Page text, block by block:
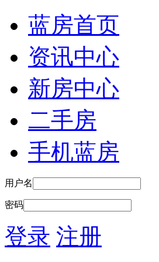
蓝房首页
资讯中心
新房中心
二手房
手机蓝房
用户名
密码
登录 注册